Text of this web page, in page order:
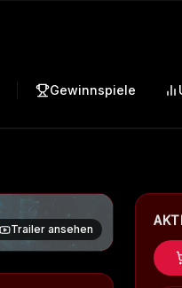
Gewinnspiele
Trailer ansehen